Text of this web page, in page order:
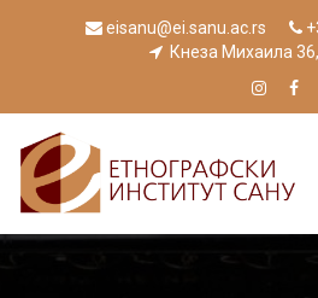
eisanu@ei.sanu.ac.rs
Кнеза Михаила